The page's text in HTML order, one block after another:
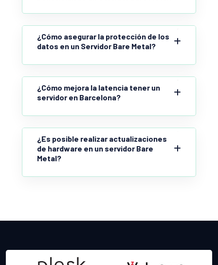
¿Cómo asegurar la protección de los
datos en un Servidor Bare Metal?
¿Cómo mejora la latencia tener un
servidor en Barcelona?
¿Es posible realizar actualizaciones
de hardware en un servidor Bare
Metal?